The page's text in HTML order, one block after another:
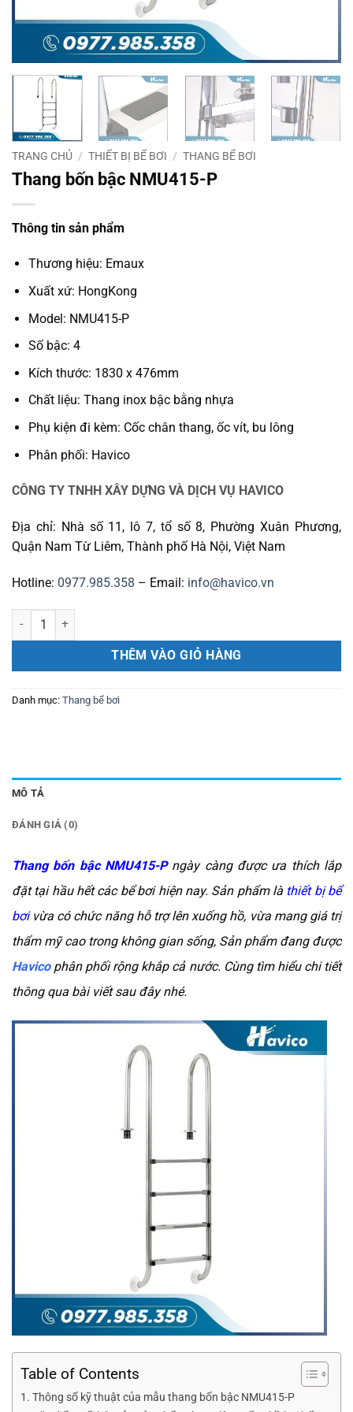
TRANG CHỦ / THIẾT BỊ BỂ BƠI / THANG BỂ BƠI
Thang bốn bậc NMU415-P
Thông tin sản phẩm
Thương hiệu: Emaux
Xuất xứ: HongKong
Model: NMU415-P
Số bậc: 4
Kích thước: 1830 x 476mm
Chất liệu: Thang inox bậc bằng nhựa
Phụ kiện đi kèm: Cốc chân thang, ốc vít, bu lông
Phân phối: Havico
CÔNG TY TNHH XÂY DỰNG VÀ DỊCH VỤ HAVICO
Địa chỉ: Nhà số 11, lô 7, tổ số 8, Phường Xuân Phương,
Quận Nam Từ Liêm, Thành phố Hà Nội, Việt Nam
Hotline: 0977.985.358 – Email: info@havico.vn
Thang bốn bậc NMU415-P số lượng
THÊM VÀO GIỎ HÀNG
Danh mục: Thang bể bơi
MÔ TẢ
ĐÁNH GIÁ (0)
Thang bốn bậc NMU415-Pngày càng được ưa thích lắp
đặt tại hầu hết các bể bơi hiện nay. Sản phẩm là thiết bị bể
bơivừa có chức năng hỗ trợ lên xuống hồ, vừa mang giá trị
thẩm mỹ cao trong không gian sống, Sản phẩm đang được
Havicophân phối rộng khắp cả nước. Cùng tìm hiểu chi tiết
thông qua bài viết sau đây nhé.
Table of Contents
Thông số kỹ thuật của mẫu thang bốn bậc NMU415-P